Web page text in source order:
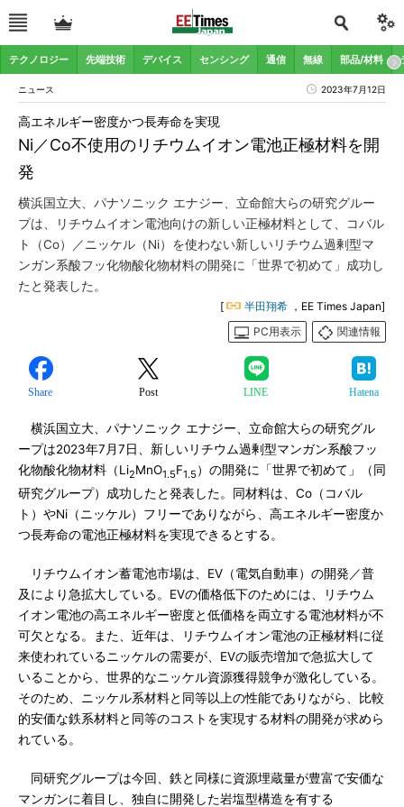
テクノロジー 先端技術 デバイス センシング 通信 無線 部品/材料
ニュース 2023年7月12日
Ni／Co不使用のリチウムイオン電池正極材料を開
発
高エネルギー密度かつ長寿命を実現
横浜国立大、パナソニック エナジー、立命館大らの研究グルー
プは、リチウムイオン電池向けの新しい正極材料として、コバル
ト（Co）／ニッケル（Ni）を使わない新しいリチウム過剰型マ
ンガン系酸フッ化物酸化物材料の開発に「世界で初めて」成功し
たと発表した。
[ 半田翔希 ，EE Times Japan]
PC用表示
関連情報
Share Post LINE Hatena
横浜国立大、パナソニック エナジー、立命館大らの研究グル
ープは2023年7月7日、新しいリチウム過剰型マンガン系酸フッ
化物酸化物材料（Li2MnO1.5F1.5 ）の開発に「世界で初めて」（同
研究グループ）成功したと発表した。同材料は、Co（コバル
ト）やNi（ニッケル）フリーでありながら、高エネルギー密度か
つ長寿命の電池正極材料を実現できるとする。
リチウムイオン蓄電池市場は、EV（電気自動車）の開発／普
及により急拡大している。EVの価格低下のためには、リチウム
イオン電池の高エネルギー密度と低価格を両立する電池材料が不
可欠となる。また、近年は、リチウムイオン電池の正極材料に従
来使われているニッケルの需要が、EVの販売増加で急拡大して
いることから、世界的なニッケル資源獲得競争が激化している。
そのため、ニッケル系材料と同等以上の性能でありながら、比較
的安価な鉄系材料と同等のコストを実現する材料の開発が求めら
れている。
同研究グループは今回、鉄と同様に資源埋蔵量が豊富で安価な
マンガンに着目し、独自に開発した岩塩型構造を有する